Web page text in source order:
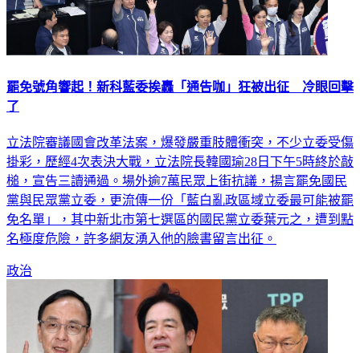
了
掛彩，歷經4次表決大戰，立法院長韓國瑜28日下午5時終於敲
槌，宣告三讀通過。場外逾7萬民眾上街抗議，揚言罷免國民
黨與民眾黨立委，更流傳一份「藍白亂政區域立委最可能被罷
免名單」，其中新北市第七選區的國民黨立委葉元之，遭到點
名極度危險，許多網友湧入他的臉書留言出征。